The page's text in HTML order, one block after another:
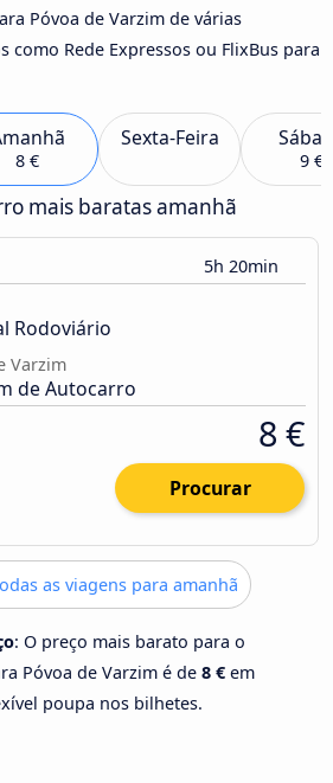
Póvoa de Varzim de várias
como Rede Expressos ou FlixBus para
8 €
Sexta-Feira
9 €
mais baratas amanhã
5h 20min
Rodoviário
Varzim
de Autocarro
8 €
Procurar
as viagens para amanhã
: O preço mais barato para o
Póvoa de Varzim é de 8 € em
poupa nos bilhetes.